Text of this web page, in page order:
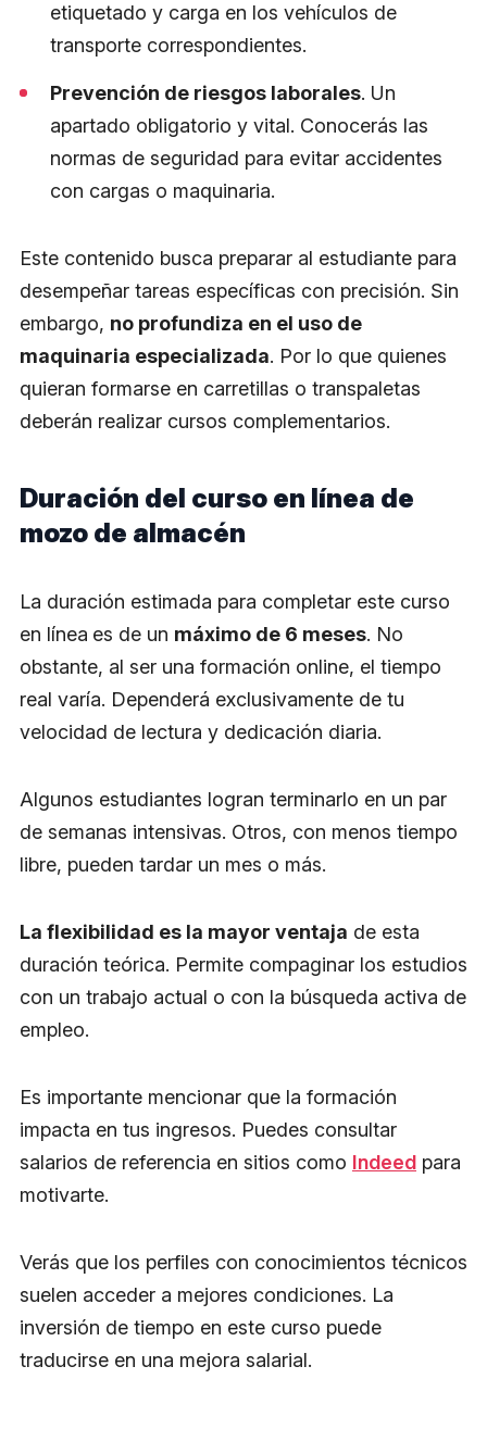
etiquetado y carga en los vehículos de
transporte correspondientes.
Prevención de riesgos laborales. Un
apartado obligatorio y vital. Conocerás las
normas de seguridad para evitar accidentes
con cargas o maquinaria.
Este contenido busca preparar al estudiante para
desempeñar tareas específicas con precisión. Sin
embargo, no profundiza en el uso de
maquinaria especializada. Por lo que quienes
quieran formarse en carretillas o transpaletas
deberán realizar cursos complementarios.
Duración del curso en línea de
mozo de almacén
La duración estimada para completar este curso
en línea es de un máximo de 6 meses. No
obstante, al ser una formación online, el tiempo
real varía. Dependerá exclusivamente de tu
velocidad de lectura y dedicación diaria.
Algunos estudiantes logran terminarlo en un par
de semanas intensivas. Otros, con menos tiempo
libre, pueden tardar un mes o más.
La flexibilidad es la mayor ventaja de esta
duración teórica. Permite compaginar los estudios
con un trabajo actual o con la búsqueda activa de
empleo.
Es importante mencionar que la formación
impacta en tus ingresos. Puedes consultar
salarios de referencia en sitios como Indeed para
motivarte.
Verás que los perfiles con conocimientos técnicos
suelen acceder a mejores condiciones. La
inversión de tiempo en este curso puede
traducirse en una mejora salarial.